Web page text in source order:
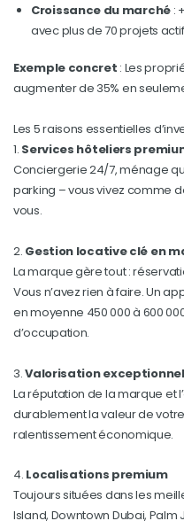
Croissance du marché :
avec plus de 70 projets
Exemple concret : Les
augmenter de 35% en
Les 5 raisons essentielles
1. Services hôteliers
Conciergerie 24/7, ménage
parking – vous vivez comme
vous.
2. Gestion locative clé en
La marque gère tout :
Vous n’avez rien à faire. Un
en moyenne 450 000 à 600
d’occupation.
3.Valorisation
La réputation de la marque et
durablement la valeur de
ralentissement économique.
4. Localisations premium
Toujours situées dans les
Island, Downtown Dubai,